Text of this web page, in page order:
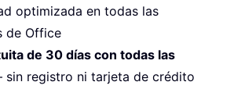
optimizada en todas las
de Office
de 30 días con todas las
registro ni tarjeta de crédito